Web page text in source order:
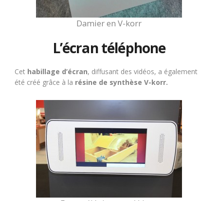
Damier en V-korr
L’écran téléphone
Cet habillage d’écran, diffusant des vidéos, a également
été créé grâce à la résine de synthèse V-korr.